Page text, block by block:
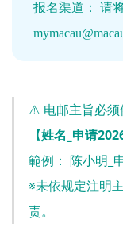
报名渠道： 请
⚠️ 电邮主旨必须
【姓名_申请
範例： 陈小明_
※未依规定注明
责。